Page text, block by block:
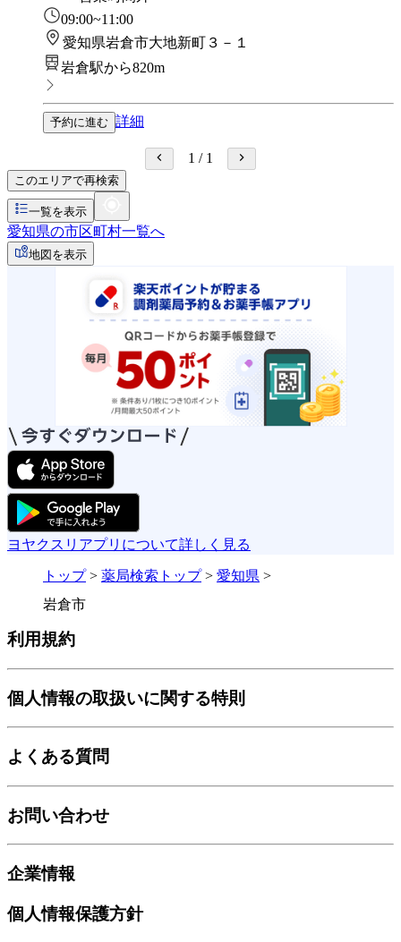
09:00~11:00
愛知県岩倉市大地新町３－１
岩倉駅から820m
予約に進む 詳細
1 / 1
このエリアで再検索
一覧を表示
愛知県の市区町村一覧へ
地図を表示
ヨヤクスリアプリについて詳しく見る
トップ> 薬局検索トップ> 愛知県 >
岩倉市
利用規約
個人情報の取扱いに関する特則
よくある質問
お問い合わせ
企業情報
個人情報保護方針